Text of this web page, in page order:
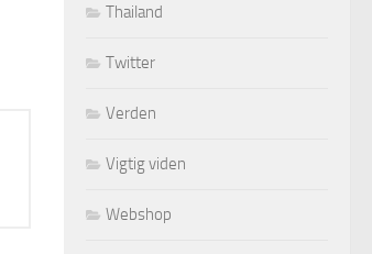
Thailand
Twitter
Verden
Vigtig viden
Webshop